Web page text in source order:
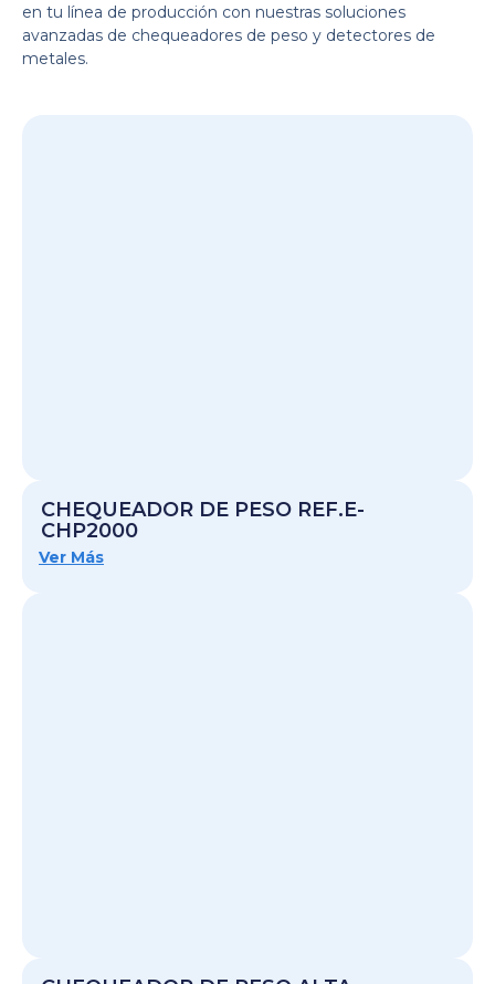
en tu línea de producción con nuestras soluciones
avanzadas de chequeadores de peso y detectores de
metales.
CHEQUEADOR DE PESO REF.E-
CHP2000
Ver Más